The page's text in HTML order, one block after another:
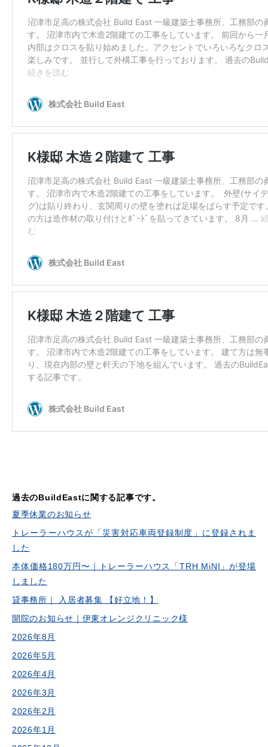
過去のBuildEastに関する記事です。
夏季休業のお知らせ
トレーラーハウスが「災害対応車両登録制度」に登録されま
した
本体価格180万円〜｜トレーラーハウス「TRH MiNI」が登場
しました
貸事務所｜ 入居者募集 【好立地！】
開院のお知らせ｜伊東オレンジクリニック様
2026年8月
2026年5月
2026年4月
2026年3月
2026年2月
2026年1月